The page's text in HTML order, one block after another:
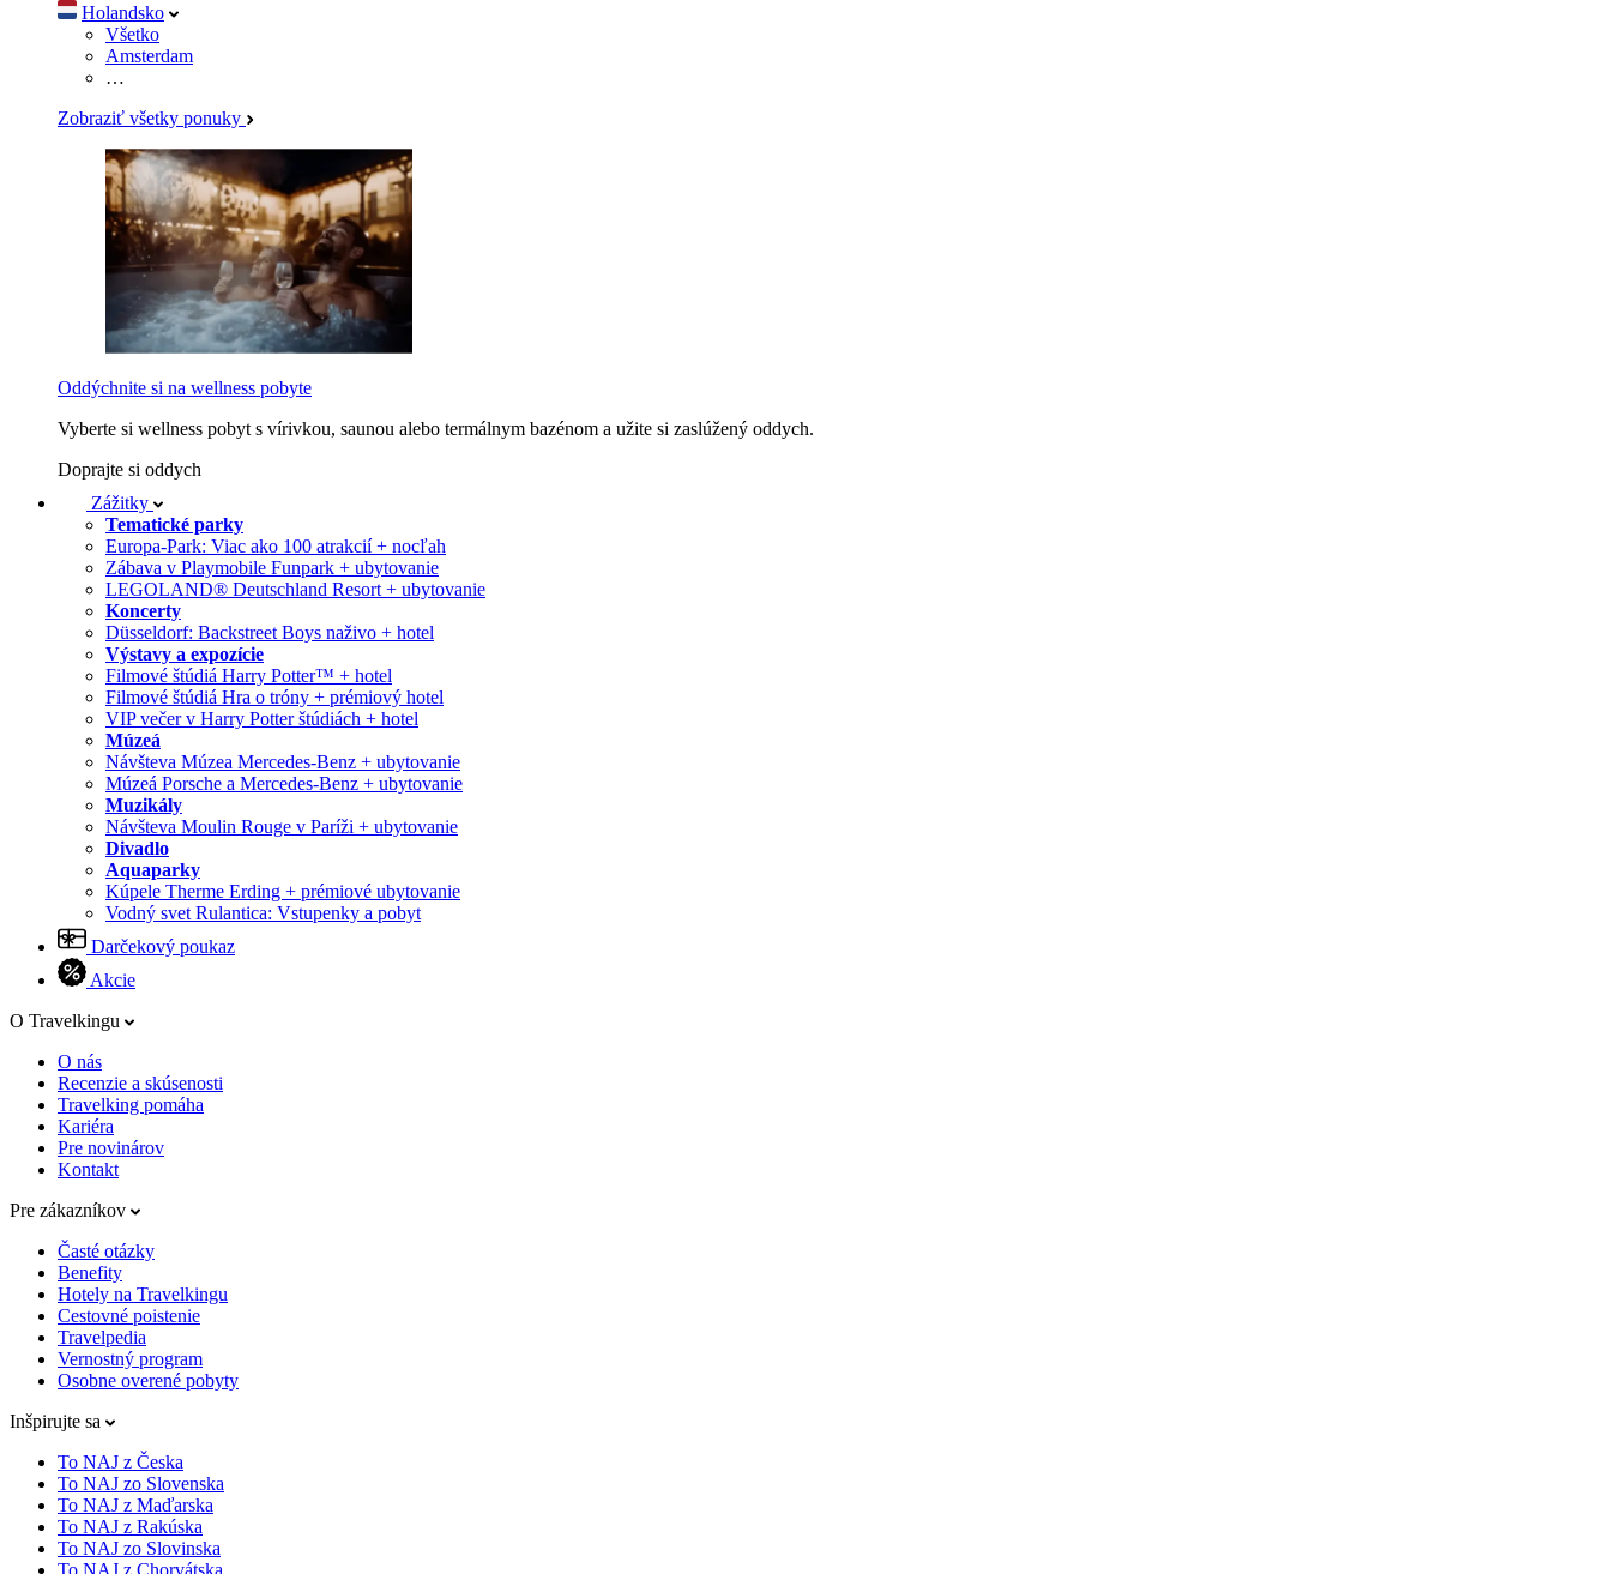
Holandsko
Všetko
Amsterdam
…
Zobraziť všetky ponuky
Oddýchnite si na wellness pobyte
Vyberte si wellness pobyt s vírivkou, saunou alebo termálnym bazénom a užite si zaslúžený oddych.
Doprajte si oddych
Zážitky
Tematické parky
Europa-Park: Viac ako 100 atrakcií + nocľah
Zábava v Playmobile Funpark + ubytovanie
LEGOLAND® Deutschland Resort + ubytovanie
Koncerty
Düsseldorf: Backstreet Boys naživo + hotel
Výstavy a expozície
Filmové štúdiá Harry Potter™ + hotel
Filmové štúdiá Hra o tróny + prémiový hotel
VIP večer v Harry Potter štúdiách + hotel
Múzeá
Návšteva Múzea Mercedes-Benz + ubytovanie
Múzeá Porsche a Mercedes-Benz + ubytovanie
Muzikály
Návšteva Moulin Rouge v Paríži + ubytovanie
Divadlo
Aquaparky
Kúpele Therme Erding + prémiové ubytovanie
Vodný svet Rulantica: Vstupenky a pobyt
Darčekový poukaz
Akcie
O Travelkingu
O nás
Recenzie a skúsenosti
Travelking pomáha
Kariéra
Pre novinárov
Kontakt
Pre zákazníkov
Časté otázky
Benefity
Hotely na Travelkingu
Cestovné poistenie
Travelpedia
Vernostný program
Osobne overené pobyty
Inšpirujte sa
To NAJ z Česka
To NAJ zo Slovenska
To NAJ z Maďarska
To NAJ z Rakúska
To NAJ zo Slovinska
To NAJ z Chorvátska